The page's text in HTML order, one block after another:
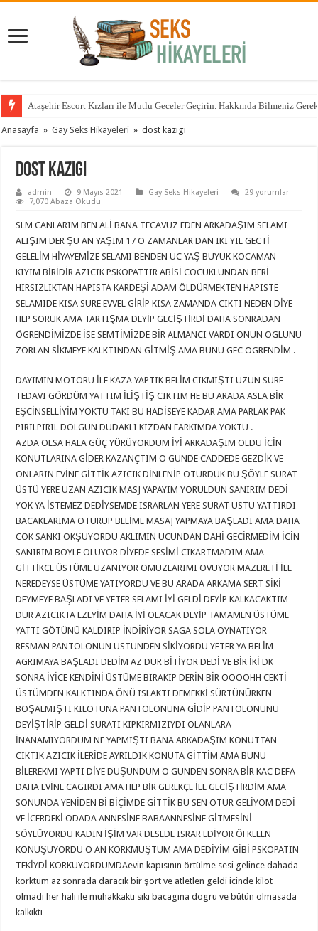
Ataşehir Escort Kızları ile Mutlu Geceler Geçirin. Hakkında Bilmeniz
Anasayfa » Gay Seks Hikayeleri » dost kazıgı
dost kazıgı
admin 9 Mayıs 2021 Gay Seks Hikayeleri
29 yorumlar
7,070 Abaza Okudu
SLM CANLARIM BEN ALİ BANA TECAVUZ EDEN ARKADAŞIM SELAMI
ALIŞIM DER ŞU AN YAŞIM 17 O ZAMANLAR DAN IKI YIL GECTİ
GELELİM HİYAYEMİZE SELAMI BENDEN ÜC YAŞ BÜYÜK KOCAMAN
KIYIM BİRİDİR AZICIK PSKOPATTIR ABİSİ COCUKLUNDAN BERİ
HIRSIZLIKTAN HAPISTA KARDEŞİ ADAM ÖLDÜRMEKTEN HAPISTE
SELAMIDE KISA SÜRE EVVEL GİRİP KISA ZAMANDA CIKTI NEDEN DİYE
HEP SORUK AMA TARTIŞMA DEYİP GECİŞTİRDİ DAHA SONRADAN
ÖGRENDİMİZDE İSE SEMTİMİZDE BİR ALMANCI VARDI ONUN OGLUNU
ZORLAN SİKMEYE KALKTINDAN GİTMİŞ AMA BUNU GEC ÖGRENDİM .
DAYIMIN MOTORU İLE KAZA YAPTIK BELİM CIKMIŞTI UZUN SÜRE
TEDAVI GÖRDÜM YATTIM İLİŞTİŞ CIKTIM HE BU ARADA ASLA BİR
EŞCİNSELLİYİM YOKTU TAKI BU HADİSEYE KADAR AMA PARLAK PAK
PIRILPIRIL DOLGUN DUDAKLI KIZDAN FARKIMDA YOKTU .
AZDA OLSA HALA GÜÇ YÜRÜYORDUM İYİ ARKADAŞIM OLDU İCİN
KONUTLARINA GİDER KAZANÇTIM O GÜNDE CADDEDE GEZDİK VE
ONLARIN EVİNE GİTTİK AZICIK DİNLENİP OTURDUK BU ŞÖYLE SURAT
ÜSTÜ YERE UZAN AZICIK MASJ YAPAYIM YORULDUN SANIRIM DEDİ
YOK YA İSTEMEZ DEDİYSEMDE ISRARLAN YERE SURAT ÜSTÜ YATTIRDI
BACAKLARIMA OTURUP BELİME MASAJ YAPMAYA BAŞLADI AMA DAHA
COK SANKI OKŞUYORDU AKLIMIN UCUNDAN DAHİ GECİRMEDİM İCİN
SANIRIM BÖYLE OLUYOR DİYEDE SESİMİ CIKARTMADIM AMA
GİTTİKCE ÜSTÜME UZANIYOR OMUZLARIMI OVUYOR MAZERETİ İLE
NEREDEYSE ÜSTÜME YATIYORDU VE BU ARADA ARKAMA SERT SİKİ
DEYMEYE BAŞLADI VE YETER SELAMI İYİ GELDİ DEYİP KALKACAKTIM
DUR AZICIKTA EZEYİM DAHA İYİ OLACAK DEYİP TAMAMEN ÜSTÜME
YATTI GÖTÜNÜ KALDIRIP İNDİRİYOR SAGA SOLA OYNATIYOR
RESMAN PANTOLONUN ÜSTÜNDEN SİKİYORDU YETER YA BELİM
AGRIMAYA BAŞLADI DEDİM AZ DUR BİTİYOR DEDİ VE BİR İKİ DK
SONRA İYİCE KENDİNİ ÜSTÜME BIRAKIP DERİN BİR OOOOHH CEKTİ
ÜSTÜMDEN KALKTINDA ÖNÜ ISLAKTI DEMEKKİ SÜRTÜNÜRKEN
BOŞALMIŞTI KILOTUNA PANTOLONUNA GİDİP PANTOLONUNU
DEYİŞTİRİP GELDİ SURATI KIPKIRMIZIYDI OLANLARA
İNANAMIYORDUM NE YAPMIŞTI BANA ARKADAŞIM KONUTTAN
CIKTIK AZICIK İLERİDE AYRILDIK KONUTA GİTTİM AMA BUNU
BİLEREKMI YAPTI DİYE DÜŞÜNDÜM O GÜNDEN SONRA BİR KAC DEFA
DAHA EVİNE CAGIRDI AMA HEP BİR GEREKÇE İLE GECİŞTİRDİM AMA
SONUNDA YENİDEN Bİ BİÇİMDE GİTTİK BU SEN OTUR GELİYOM DEDİ
VE İCERDEKİ ODADA ANNESİNE BABAANNESİNE GİTMESİNİ
SÖYLÜYORDU KADIN İŞİM VAR DESEDE ISRAR EDİYOR ÖFKELEN
KONUŞUYORDU O AN KORKMUŞTUM AMA DEDİYİM GİBİ PSKOPATIN
TEKİYDİ KORKUYORDUMDAevin kapısının örtülme sesi gelince dahada
korktum az sonrada daracık bir şort ve atletlen geldi icinde kilot
olmadı her halı ile muhakkaktı siki bacagına dogru ve bütün olmasada
kalkıktı